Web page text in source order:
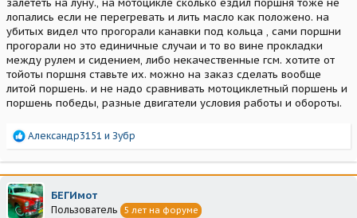
лопались если не перегревать и лить масло как положено. на
убитых видел что прогорали канавки под кольца , сами поршни
прогорали но это единичные случаи и то во вине прокладки
между рулем и сидением, либо некачественные гсм. хотите от
тойоты поршня ставьте их. можно на заказ сделать вообще
литой поршень. и не надо сравнивать мотоциклетный поршень и
поршень победы, разные двигатели условия работы и обороты.
Р
а
к
ц
и
и
Александр3151 и Зубр
БЕГИмот
Пользователь 5 лет на форуме